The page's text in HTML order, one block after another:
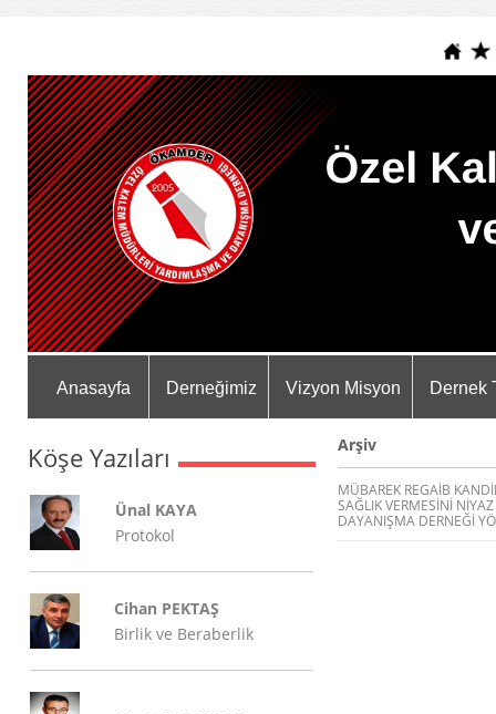
Anasayfa Derneğimiz Vizyon Misyon Dernek
Köşe Yazıları
Ünal KAYA
Protokol
Cihan PEKTAŞ
Birlik ve Beraberlik
Arşiv
MÜBAREK REGAİB
SAĞLIK VERMESİNİ
DAYANIŞMA DERNEĞİ